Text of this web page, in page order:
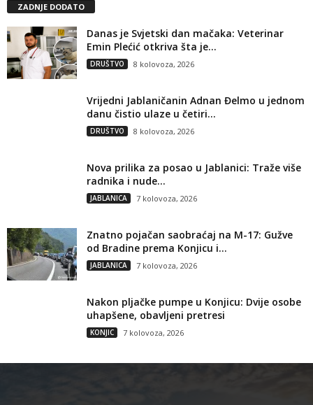
ZADNJE DODATO
Danas je Svjetski dan mačaka: Veterinar
Emin Plećić otkriva šta je...
DRUŠTVO 8 kolovoza, 2026
Vrijedni Jablaničanin Adnan Đelmo u jednom
danu čistio ulaze u četiri...
DRUŠTVO 8 kolovoza, 2026
Nova prilika za posao u Jablanici: Traže više
radnika i nude...
JABLANICA 7 kolovoza, 2026
Znatno pojačan saobraćaj na M-17: Gužve
od Bradine prema Konjicu i...
JABLANICA 7 kolovoza, 2026
Nakon pljačke pumpe u Konjicu: Dvije osobe
uhapšene, obavljeni pretresi
KONJIC 7 kolovoza, 2026